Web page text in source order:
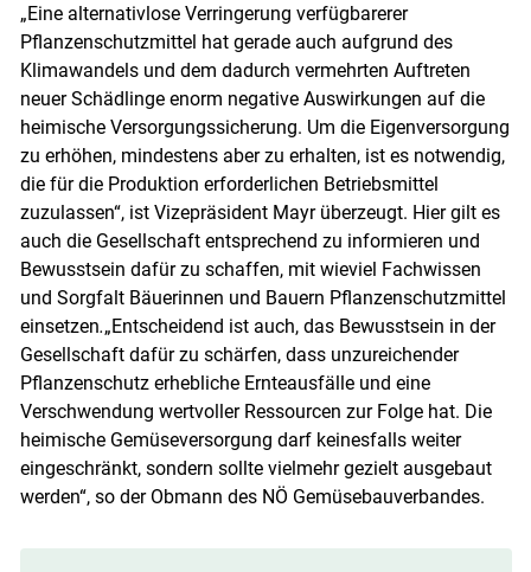
„Eine alternativlose Verringerung verfügbarerer
Pflanzenschutzmittel hat gerade auch aufgrund des
Klimawandels und dem dadurch vermehrten Auftreten
neuer Schädlinge enorm negative Auswirkungen auf die
heimische Versorgungssicherung. Um die Eigenversorgung
zu erhöhen, mindestens aber zu erhalten, ist es notwendig,
die für die Produktion erforderlichen Betriebsmittel
zuzulassen“, ist Vizepräsident Mayr überzeugt. Hier gilt es
auch die Gesellschaft entsprechend zu informieren und
Bewusstsein dafür zu schaffen, mit wieviel Fachwissen
und Sorgfalt Bäuerinnen und Bauern Pflanzenschutzmittel
einsetzen.„Entscheidend ist auch, das Bewusstsein in der
Gesellschaft dafür zu schärfen, dass unzureichender
Pflanzenschutz erhebliche Ernteausfälle und eine
Verschwendung wertvoller Ressourcen zur Folge hat. Die
heimische Gemüseversorgung darf keinesfalls weiter
eingeschränkt, sondern sollte vielmehr gezielt ausgebaut
werden“, so der Obmann des NÖ Gemüsebauverbandes.